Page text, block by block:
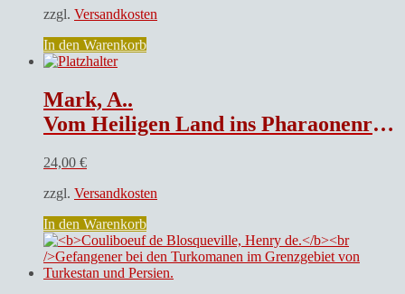
zzgl. Versandkosten
In den Warenkorb
Mark, A..
Vom Heiligen Land ins Pharaonenreich.
24,00 €
zzgl. Versandkosten
In den Warenkorb